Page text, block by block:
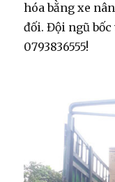
hóa bằng xe
đối. Đội ngũ bốc
0793836555!